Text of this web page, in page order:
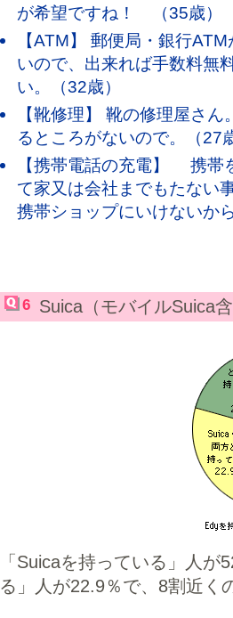
が希望ですね！ （35歳）
【ATM】 郵便局・銀行
いので、出来れば手数料無
い。（32歳）
【靴修理】 靴の修理屋さ
るところがないので。（27
【携帯電話の充電】 携帯
て家又は会社までもたない
携帯ショップにいけないか
6 Suica（モバイルSuica
「Suicaを持っている」人
る」人が22.9％で、8割近く